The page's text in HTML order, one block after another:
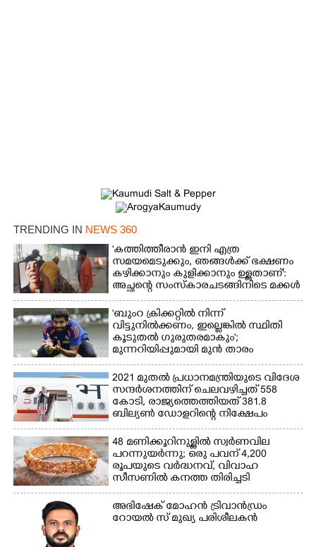
TRENDING IN NEWS 360
'കത്തിത്തീരാൻ ഇനി എത്ര
സമയമെടുക്കും, ഞങ്ങൾക്ക് ഭക്ഷണം
കഴിക്കാനും കുളിക്കാനും ഉള്ളതാണ്':
അച്ഛന്റെ സംസ്കാരചടങ്ങിനിടെ മക്കൾ
'ബുംറ ക്രിക്കറ്റിൽ നിന്ന്
വിട്ടുനിൽക്കണം, ഇല്ലെങ്കിൽ സ്ഥിതി
കൂടുതൽ ഗുരുതരമാകും';
മുന്നറിയിപ്പുമായി മുൻ താരം
2021 മുതൽ പ്രധാനമന്ത്രിയുടെ വിദേശ
സന്ദർശനത്തിന് ചെലവഴിച്ചത് 558
കോടി, രാജ്യത്തെത്തിയത് 381.8
ബില്യൺ ഡോളറിന്റെ നിക്ഷേപം
48 മണിക്കൂറിനുള്ളിൽ സ്വർണവില
പറന്നുയർന്നു; ഒരു പവന് 4,200
രൂപയുടെ വർദ്ധനവ്, വിവാഹ
സീസണിൽ കനത്ത തിരിച്ചടി
അഭിഷേക് മോഹൻ ട്രിവാൻഡ്രം
റോയൽ സ് മുഖ്യ പരിശീലകൻ
×
Share this link
Copy Link